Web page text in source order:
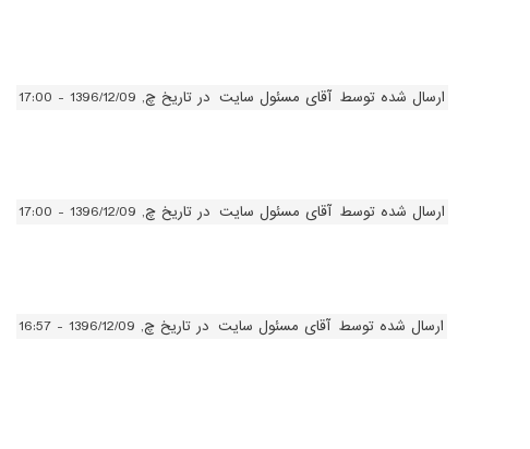
ارسال شده توسط آقای مسئول سایت در تاریخ چ, 1396/12/09 - 17:00
ارسال شده توسط آقای مسئول سایت در تاریخ چ, 1396/12/09 - 17:00
ارسال شده توسط آقای مسئول سایت در تاریخ چ, 1396/12/09 - 16:57